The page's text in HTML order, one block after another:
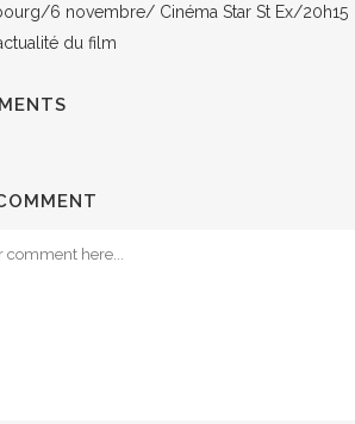
6 novembre/ Cinéma Star St Ex/20h15
du film
FILMS